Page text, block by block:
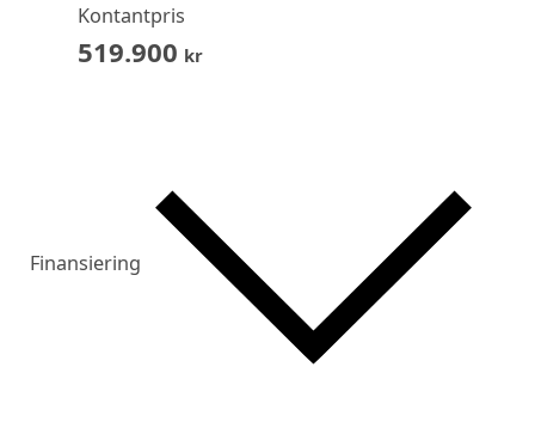
Kontantpris
519.900 kr
Finansiering